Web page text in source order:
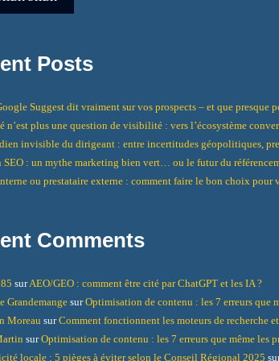
Posts
Suggest dit vraiment sur vos prospects – et que presque
n’est plus une question de visibilité : vers l’écosystème
invisible du dirigeant : entre incertitudes géopolitiques,
SEO : un mythe marketing bien vert… ou le futur du
ou prestataire externe : comment faire le bon choix pour
Comments
surAEO/GEO : comment être cité par ChatGPT et les IA ?
Grandemange surOptimisation de contenu : les 7 erreurs que
Moreau surComment fonctionnent les moteurs de recherche
surOptimisation de contenu : les 7 erreurs que même les
locale : 5 pièges à éviter selon le Conseil Régional 2025